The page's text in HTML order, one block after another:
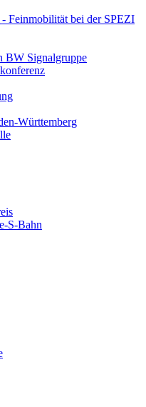
- Feinmobilität bei der SPEZI
BW Signalgruppe
Württemberg
S-Bahn